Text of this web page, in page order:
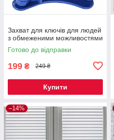
Захват для ключів для людей
з обмеженими можливостями
Готово до відправки
199 ₴ 249 ₴
Купити
–14%